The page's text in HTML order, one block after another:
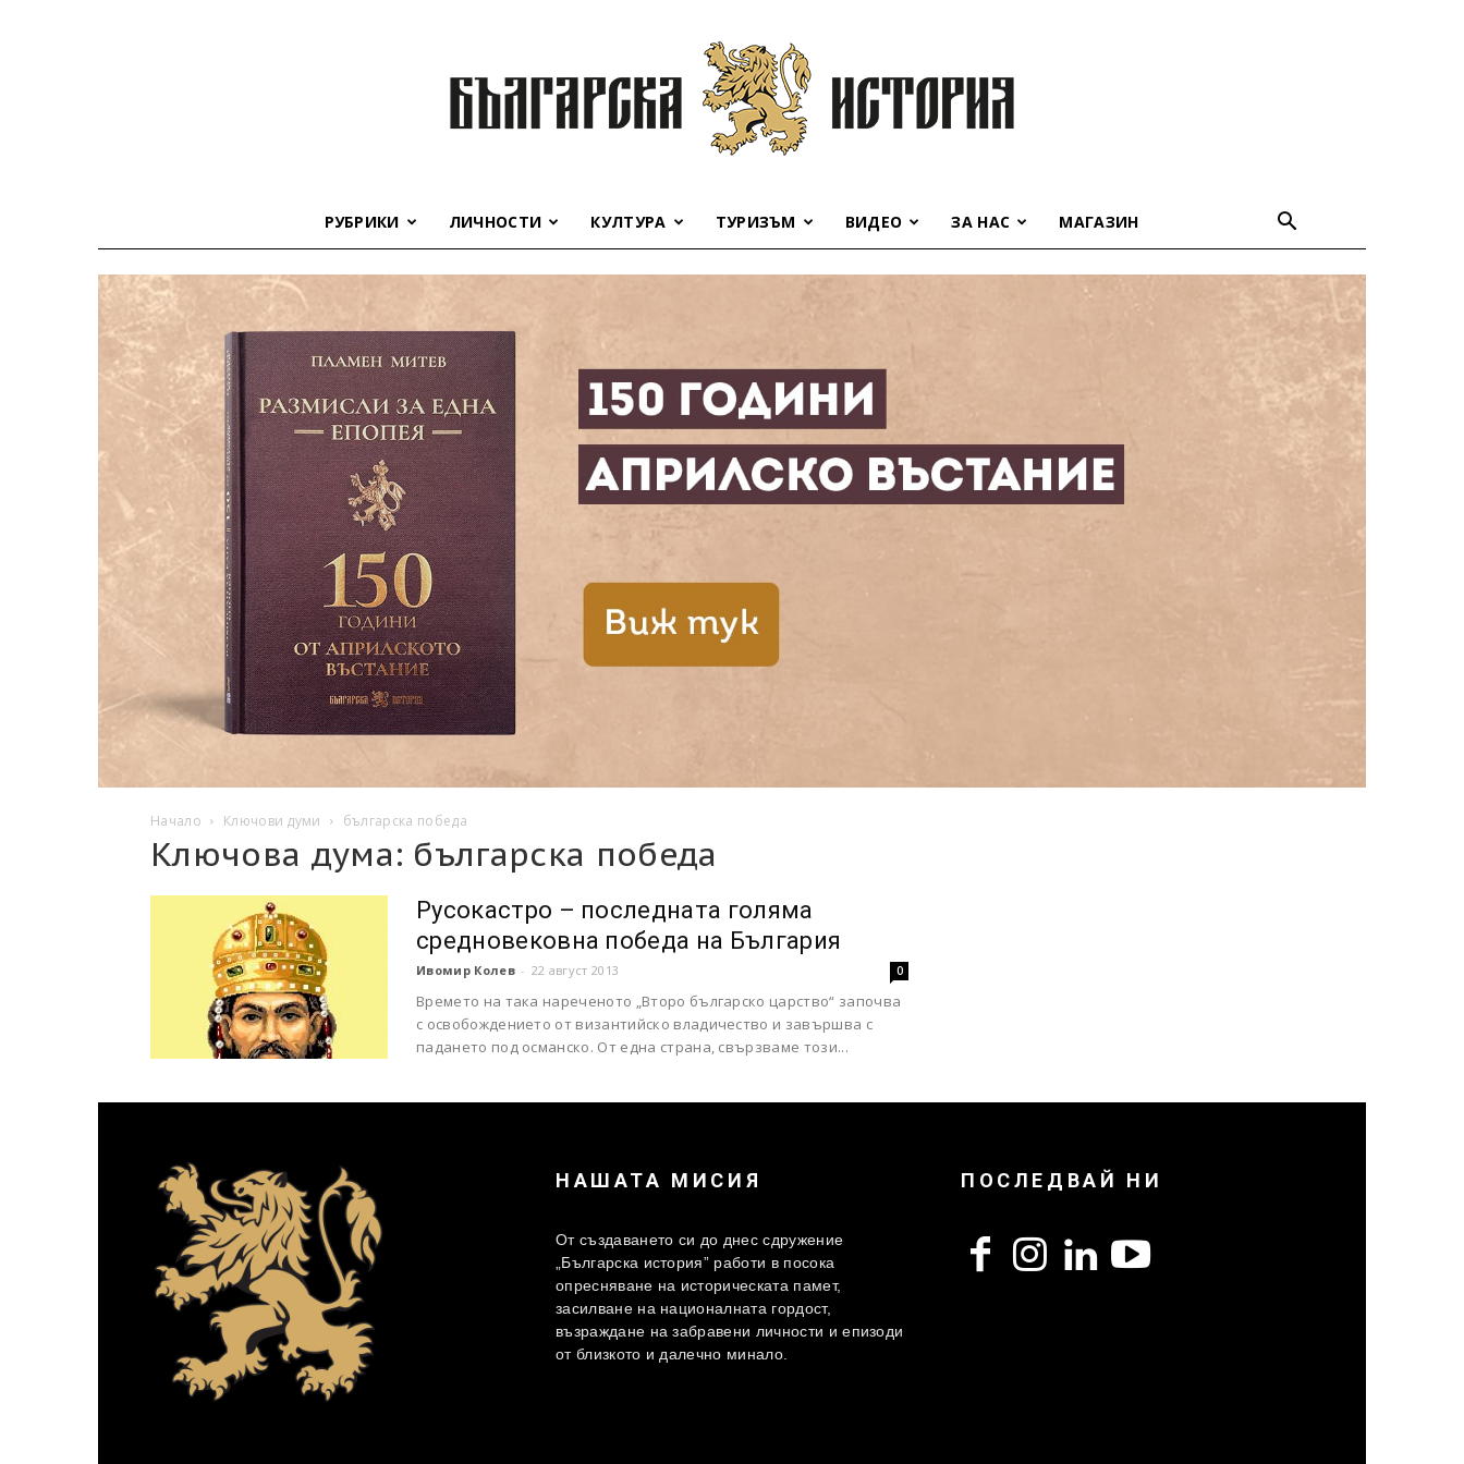
история
РУБРИКИ ЛИЧНОСТИ КУЛТУРА ТУРИЗЪМ ВИДЕО ЗА НАС МАГАЗИН
Начало Ключови думи българска победа
Ключова дума: българска победа
Русокастро – последната голяма
средновековна победа на България
Ивомир Колев - 22 август 2013 0
Времето на така нареченото „Второ българско царство“ започва
с освобождението от византийско владичество и завършва с
падането под османско. От една страна, свързваме този...
НАШАТА МИСИЯ
От създаването си до днес сдружение
„Българска история” работи в посока
опресняване на историческата памет,
засилване на националната гордост,
възраждане на забравени личности и епизоди
от близкото и далечно минало.
ПОСЛЕДВАЙ НИ